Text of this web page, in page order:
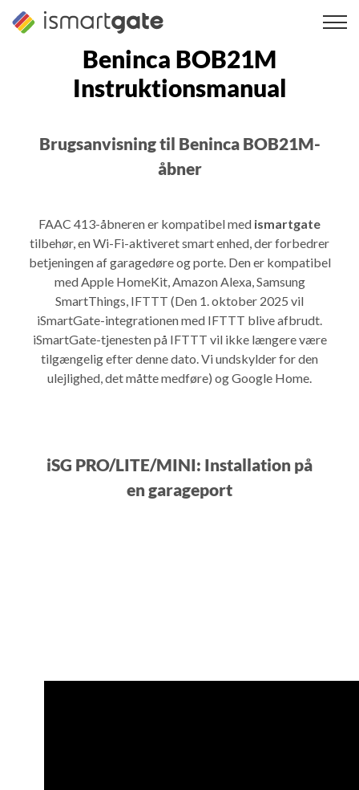
Spring
Beninca BOB21M
Instruktionsmanual
Brugsanvisning til Beninca BOB21M-
åbner
FAAC 413-åbneren er kompatibel med ismartgate
tilbehør, en Wi-Fi-aktiveret smart enhed, der forbedrer
betjeningen af garagedøre og porte. Den er kompatibel
med Apple HomeKit, Amazon Alexa, Samsung
SmartThings, IFTTT (Den 1. oktober 2025 vil
iSmartGate-integrationen med IFTTT blive afbrudt.
iSmartGate-tjenesten på IFTTT vil ikke længere være
tilgængelig efter denne dato. Vi undskylder for den
ulejlighed, det måtte medføre) og Google Home.
iSG PRO/LITE/MINI: Installation på
en garageport